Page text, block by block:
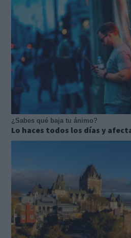
¿Sabes qué baja tu ánimo?
Lo haces todos los días y